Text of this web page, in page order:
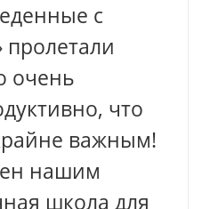
с
пролетали
очень
что
важным!
нашим
школа для